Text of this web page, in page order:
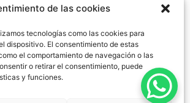
de las cookies
tecnologías como las cookies para
dispositivo. El consentimiento de estas
el comportamiento de navegación o las
o retirar el consentimiento, puede
y funciones.